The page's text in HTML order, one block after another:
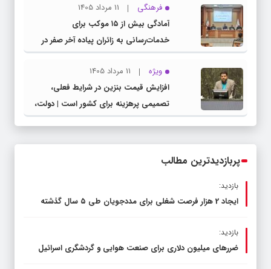
مدیرکل آموزش و پرورش خراسان رضوی
فرهنگی
11 مرداد 1405
آمادگی بیش از ۱۵ موکب برای
خدمات‌رسانی به زائران پیاده آخر صفر در
شهرستان چناران
ویژه
11 مرداد 1405
افزایش قیمت بنزین در شرایط فعلی،
تصمیمی پرهزینه برای کشور است | دولت،
قاچاق سوخت و عوامل اصلی ناترازی را
پربازدیدترین مطالب
بازدید:
ایجاد 2 هزار فرصت شغلی برای مددجویان طی ۵ سال گذشته
بازدید:
ضررهای میلیون دلاری برای صنعت هوایی و گردشگری اسرائیل